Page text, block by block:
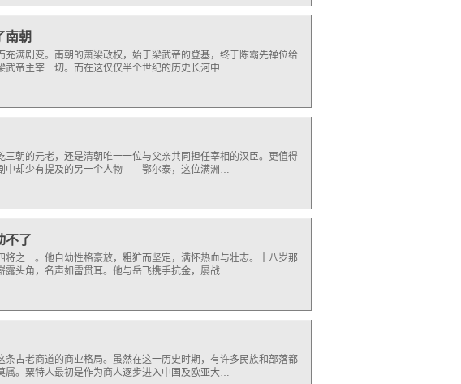
南朝
满剧变。南朝的萧梁政权，始于梁武帝的登基，终于陈霸先禅位给
武帝主宰一切。而在这仅仅半个世纪的历史长河中…
朝的元老，还是清朝唯一一位与父亲共同担任宰相的汉臣。更值得
中却少有提及的另一个人物——鄂尔泰，这位满洲…
不了
之一。他自幼性格豪放，粗犷而坚定，满怀热血与壮志。十八岁那
露头角，名声如雷贯耳。他与岳飞携手抗金，屡战…
古老商道的商业格局。虽然在这一历史时期，有许多民族和部落都
属。粟特人最初是作为商人逐步进入中国及欧亚大…